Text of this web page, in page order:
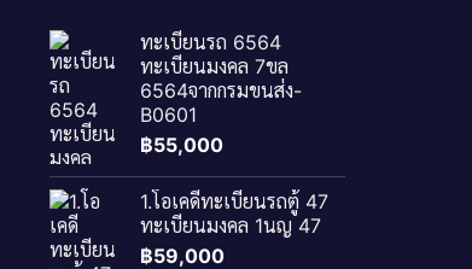
ทะเบียนรถ 6564
ทะเบียนมงคล 7ขล
6564จากกรมขนส่ง-
B0601
฿55,000
1.โอเคดีทะเบียนรถตู้ 47
ทะเบียนมงคล 1นญ 47
฿59,000